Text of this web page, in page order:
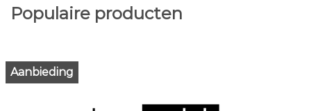
Populaire producten
Aanbieding